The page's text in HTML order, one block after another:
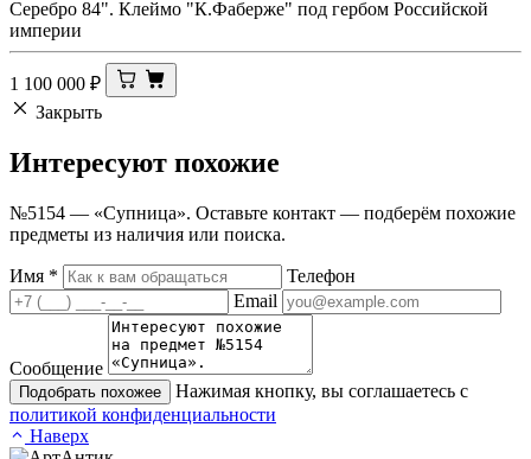
Серебро 84". Клеймо "К.Фаберже" под гербом Российской
империи
1 100 000 ₽
Закрыть
Интересуют похожие
№5154 — «Супница». Оставьте контакт — подберём похожие
предметы из наличия или поиска.
Имя *
Телефон
Email
Сообщение
Подобрать похожее
Нажимая кнопку, вы соглашаетесь с
политикой конфиденциальности
Наверх